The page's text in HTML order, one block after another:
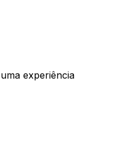
uma experiência